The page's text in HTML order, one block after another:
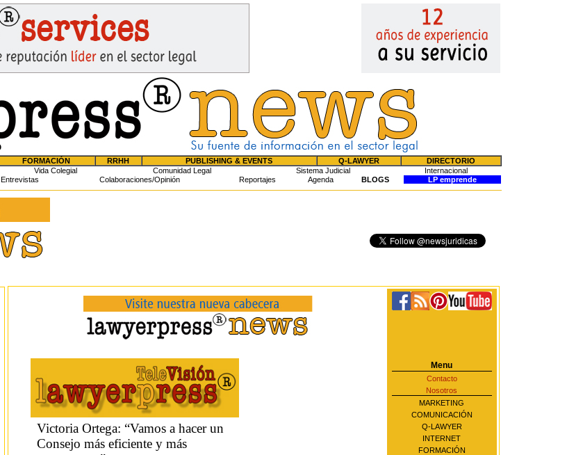
FORMACIÓN RRHH PUBLISHING & EVENTS Q-LAWYER
DIRECTORIO
Vida Colegial Comunidad Legal Sistema Judicial
Internacional
Entrevistas Colaboraciones/Opinión Reportajes Agenda BLOGS LP emprende
Menu
Contacto
Nosotros
MARKETING
COMUNICACIÓN
Q-LAWYER
INTERNET
FORMACIÓN